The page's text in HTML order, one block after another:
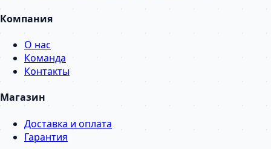
Компания
О нас
Команда
Контакты
Магазин
Доставка и оплата
Гарантия